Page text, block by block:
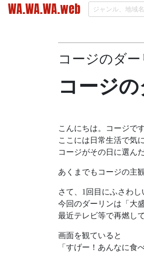
WA.WA.WA.web
コージのダー
コージ
こんにちは。コージです
ここには日常生活で気
コージがその日に選ん
あくまでもコージの主
さて、1回目にふさわ
今回のダーリンは「大盛
最近テレビ等で再燃し
画面を観ていると
「すげー！あんなに食